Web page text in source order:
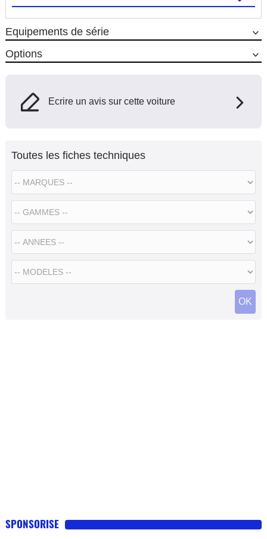
Equipements de série
Options
Ecrire un avis sur cette voiture
Toutes les fiches techniques
SPONSORISE